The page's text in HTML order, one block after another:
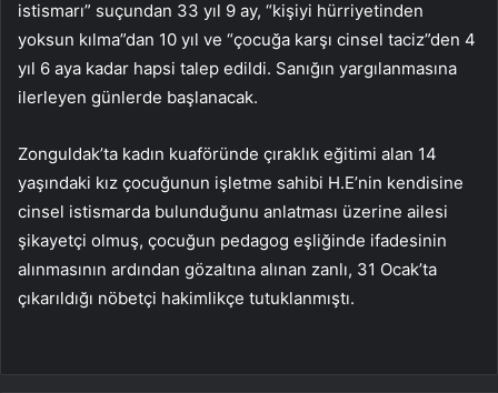
istismarı” suçundan 33 yıl 9 ay, “kişiyi hürriyetinden
yoksun kılma”dan 10 yıl ve “çocuğa karşı cinsel taciz”den 4
yıl 6 aya kadar hapsi talep edildi. Sanığın yargılanmasına
ilerleyen günlerde başlanacak.
Zonguldak’ta kadın kuaföründe çıraklık eğitimi alan 14
yaşındaki kız çocuğunun işletme sahibi H.E’nin kendisine
cinsel istismarda bulunduğunu anlatması üzerine ailesi
şikayetçi olmuş, çocuğun pedagog eşliğinde ifadesinin
alınmasının ardından gözaltına alınan zanlı, 31 Ocak’ta
çıkarıldığı nöbetçi hakimlikçe tutuklanmıştı.